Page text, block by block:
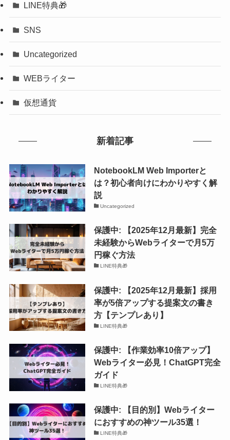
LINE特典🎁
SNS
Uncategorized
WEBライター
仮想通貨
新着記事
NotebookLM Web Importerと
は？初心者向けにわかりやすく解
説
Uncategorized
保護中: 【2025年12月最新】完全
未経験からWebライターで月5万
円稼ぐ方法
LINE特典🎁
保護中: 【2025年12月最新】採用
率が5倍アップする提案文の書き
方【テンプレあり】
LINE特典🎁
保護中: 【作業効率10倍アップ】
Webライター必見！ChatGPT完全
ガイド
LINE特典🎁
保護中: 【目的別】Webライター
におすすめの神ツール35選！
LINE特典🎁